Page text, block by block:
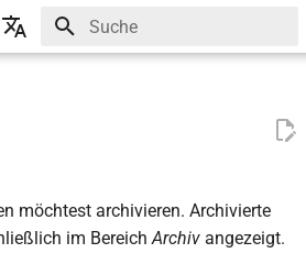
möchtest archivieren. Archivierte
im BereichArchiv angezeigt.